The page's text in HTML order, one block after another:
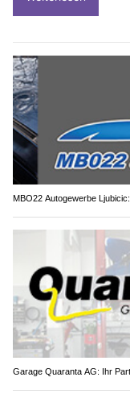
MBO22 Autogewerbe
Garage Quaranta AG: Ihr